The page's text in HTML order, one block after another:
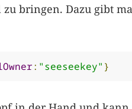
bringen. Dazu gibt
: "seeseekey" }